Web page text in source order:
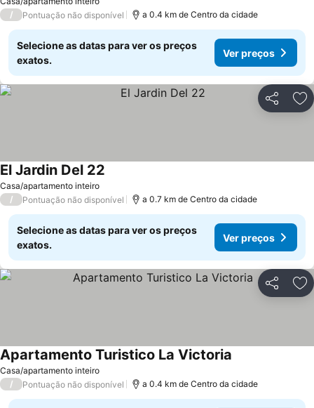
/ Pontuação não disponível a 0.4 km de Centro da cidade
Selecione as datas para ver os preços
exatos.
Ver preços
Partilhar
Casa/apartamento inteiro
El Jardin Del 22
/ Pontuação não disponível a 0.7 km de Centro da cidade
Selecione as datas para ver os preços
exatos.
Ver preços
Partilhar
Casa/apartamento inteiro
Apartamento Turistico La Victoria
/ Pontuação não disponível a 0.4 km de Centro da cidade